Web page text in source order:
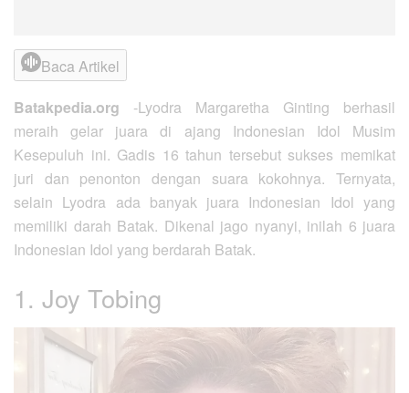
Baca Artikel
Batakpedia.org -Lyodra Margaretha Ginting berhasil
meraih gelar juara di ajang Indonesian Idol Musim
Kesepuluh ini. Gadis 16 tahun tersebut sukses memikat
juri dan penonton dengan suara kokohnya. Ternyata,
selain Lyodra ada banyak juara Indonesian Idol yang
memiliki darah Batak. Dikenal jago nyanyi, inilah 6 juara
Indonesian Idol yang berdarah Batak.
1. Joy Tobing